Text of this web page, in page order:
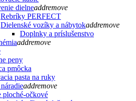
dielneaddremove
Rebríky PERFECT
Dielenské vozíky a nábytokaddremove
Doplnky a príslušenstvo
addremove
peny
pmôcka
pasta na ruky
addremove
očkové